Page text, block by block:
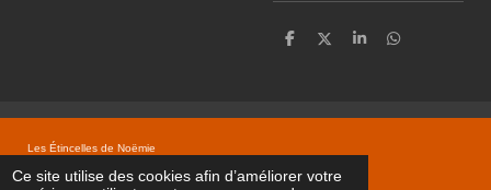
Ce site utilise des cookies afin d’améliorer votre
P
g
P
g
P
g
P
g
Les Étincelles de Noëmie
Propulsé par Webador